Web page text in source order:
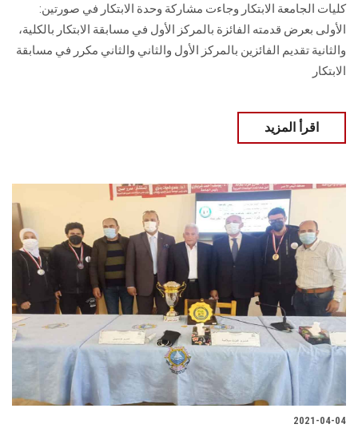
الزائـرون
كليات الجامعة الابتكار وجاءت مشاركة وحدة الابتكار في صورتين:
الأولى بعرض قدمته الفائزة بالمركز الأول في مسابقة الابتكار بالكلية،
والثانية تقديم الفائزين بالمركز الأول والثاني والثاني مكرر في مسابقة
الابتكار
اقرأ المزيد
2021-04-04